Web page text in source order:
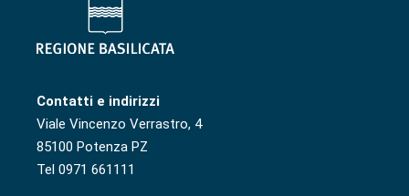
Contatti e indirizzi
Viale Vincenzo Verrastro, 4
85100 Potenza PZ
Tel 0971 661111